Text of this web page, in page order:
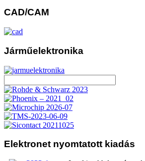
CAD/CAM
Járműelektronika
Elektronet nyomtatott kiadás